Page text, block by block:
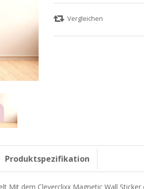
Produktspezifikation
Mit dem Cleverclixx Magnetic Wall